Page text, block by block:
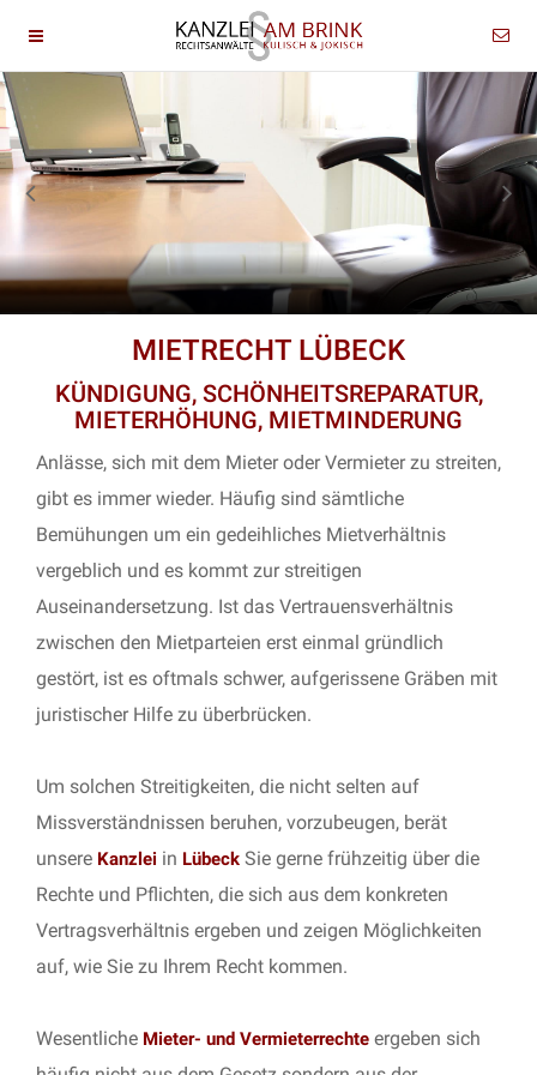
MIETRECHT LÜBECK
KÜNDIGUNG, SCHÖNHEITSREPARATUR,
MIETERHÖHUNG, MIETMINDERUNG
Anlässe, sich mit dem Mieter oder Vermieter zu streiten,
gibt es immer wieder. Häufig sind sämtliche
Bemühungen um ein gedeihliches Mietverhältnis
vergeblich und es kommt zur streitigen
Auseinandersetzung. Ist das Vertrauensverhältnis
zwischen den Mietparteien erst einmal gründlich
gestört, ist es oftmals schwer, aufgerissene Gräben mit
juristischer Hilfe zu überbrücken.
Um solchen Streitigkeiten, die nicht selten auf
Missverständnissen beruhen, vorzubeugen, berät
unsere Kanzlei in Lübeck Sie gerne frühzeitig über die
Rechte und Pflichten, die sich aus dem konkreten
Vertragsverhältnis ergeben und zeigen Möglichkeiten
auf, wie Sie zu Ihrem Recht kommen.
Wesentliche Mieter- und Vermieterrechte ergeben sich